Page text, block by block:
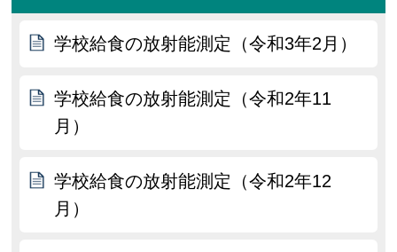
学校給食の放射能測定（令和3年2月）
学校給食の放射能測定（令和2年11
月）
学校給食の放射能測定（令和2年12
月）